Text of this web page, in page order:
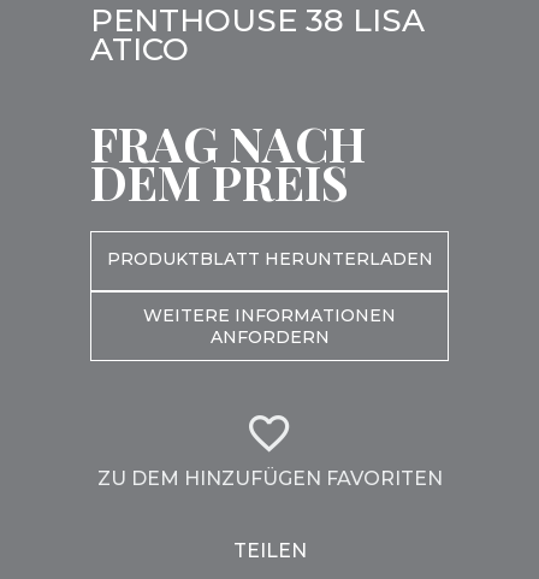
PENTHOUSE 38 LISA
ATICO
FRAG NACH
DEM PREIS
PRODUKTBLATT HERUNTERLADEN
WEITERE INFORMATIONEN
ANFORDERN
ZU DEM HINZUFÜGEN FAVORITEN
TEILEN